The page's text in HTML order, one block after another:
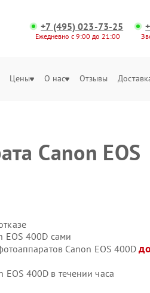
+7 (495) 023-73-25
Ежедневно с 9:00 до 21:00
Цены О нас Отзывы
Canon EOS
EOS 400D сами
Canon EOS 400Dдо
400D в течении часа